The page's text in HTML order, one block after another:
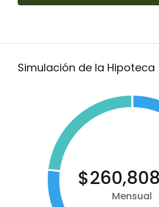
Simulación de la Hipoteca
Mensual